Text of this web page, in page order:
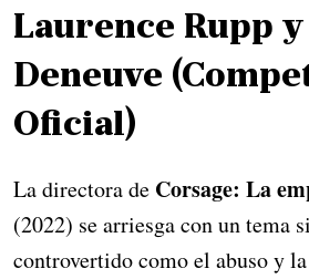
Laurence Rupp
Deneuve
Oficial)
La directora de Corsage: La
(2022) se arriesga con un tema
controvertido como el abuso y